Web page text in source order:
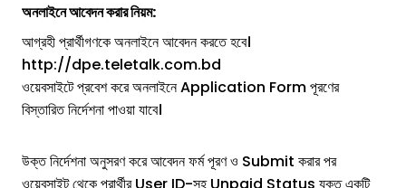
অনলাইনে আবেদন করার নিয়ম:
আগ্রহী প্রার্থীগণকে অনলাইনে আবেদন করতে হবে।
http://dpe.teletalk.com.bd
ওয়েবসাইটে প্রবেশ করে অনলাইনে Application Form পূরণের
বিস্তারিত নির্দেশনা পাওয়া যাবে।
উক্ত নির্দেশনা অনুসরণ করে আবেদন ফর্ম পূরণ ও Submit করার পর